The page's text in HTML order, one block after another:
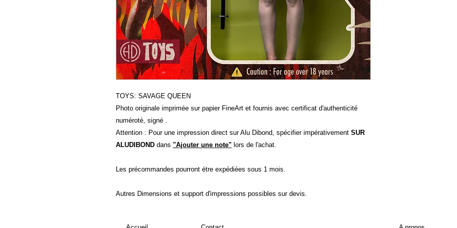
TOYS: SAVAGE QUEEN
Photo originale imprimée sur papier FineArt et fournis avec certificat d'authenticité
numéroté, signé .
Attention : Pour une impression direct sur Alu Dibond, spécifier impérativement SUR
ALUDIBOND dans "Ajouter une note" lors de l'achat.
Les précommandes pourront étre expédiées sous 1 mois.
Autres Dimensions et support d'impressions possibles sur devis.